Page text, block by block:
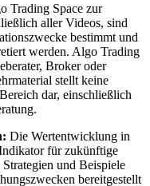
Trading Space zur
aller Videos, sind
bestimmt und
werden. Algo Trading
Broker oder
stellt keine
dar, einschließlich
Die Wertentwicklung in
für zukünftige
und Beispiele
bereitgestellt